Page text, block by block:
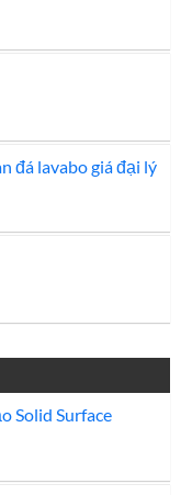
đá lavabo giá đại lý
Solid Surface